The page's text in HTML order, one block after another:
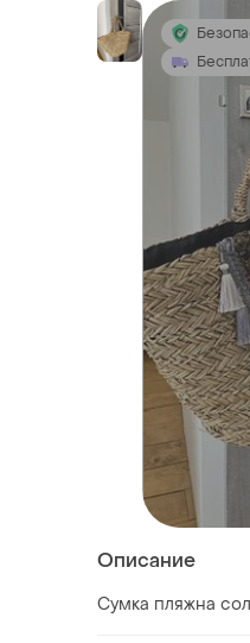
Описание
Сумка пляжна